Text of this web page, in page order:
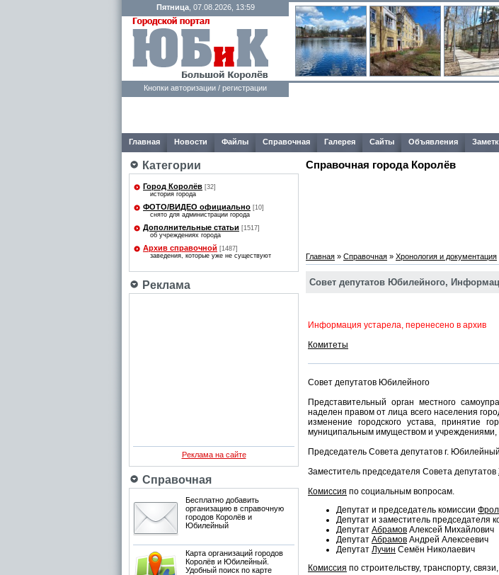
Пятница, 07.08.2026, 13:59
Кнопки авторизации / регистрации
Главная Новости Файлы Справочная Галерея Сайты Объявления
Категории
Город Королёв [32]
история города
ФОТО/ВИДЕО официально [10]
снято для администрации города
Дополнительные статьи [1517]
об учреждениях города
Архив справочной [1487]
заведения, которые уже не существуют
Реклама
Реклама на сайте
Справочная
Бесплатно добавить
организацию в справочную
городов Королёв и
Юбилейный
Карта организаций городов
Королёв и Юбилейный.
Удобный поиск по карте
Справочная города Королёв
Главная » Справочная » Хронология и документация
Совет депутатов Юбилейного,
Информация устарела, перенесено в архив
Комитеты
Совет депутатов Юбилейного
Представительный орган местного
наделен правом от лица всего населения
изменение городского устава, принятие
муниципальным имуществом и учреждениями,
Председатель Совета депутатов г. Юбилейный
Заместитель председателя Совета депутатов
Комиссия по социальным вопросам.
Депутат и председатель комиссии
Депутат и заместитель председателя
Депутат Абрамов Алексей Михайлович
Депутат Абрамов Андрей Алексеевич
Депутат Лучин Семён Николаевич
Комиссия по строительству, транспорту,